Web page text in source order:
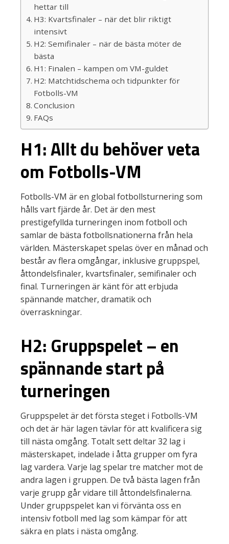
hettar till
H3: Kvartsfinaler – när det blir riktigt
intensivt
H2: Semifinaler – när de bästa möter de
bästa
H1: Finalen – kampen om VM-guldet
H2: Matchtidschema och tidpunkter för
Fotbolls-VM
Conclusion
FAQs
H1: Allt du behöver veta
om Fotbolls-VM
Fotbolls-VM är en global fotbollsturnering som
hålls vart fjärde år. Det är den mest
prestigefyllda turneringen inom fotboll och
samlar de bästa fotbollsnationerna från hela
världen. Mästerskapet spelas över en månad och
består av flera omgångar, inklusive gruppspel,
åttondelsfinaler, kvartsfinaler, semifinaler och
final. Turneringen är känt för att erbjuda
spännande matcher, dramatik och
överraskningar.
H2: Gruppspelet – en
spännande start på
turneringen
Gruppspelet är det första steget i Fotbolls-VM
och det är här lagen tävlar för att kvalificera sig
till nästa omgång. Totalt sett deltar 32 lag i
mästerskapet, indelade i åtta grupper om fyra
lag vardera. Varje lag spelar tre matcher mot de
andra lagen i gruppen. De två bästa lagen från
varje grupp går vidare till åttondelsfinalerna.
Under gruppspelet kan vi förvänta oss en
intensiv fotboll med lag som kämpar för att
säkra en plats i nästa omgång.